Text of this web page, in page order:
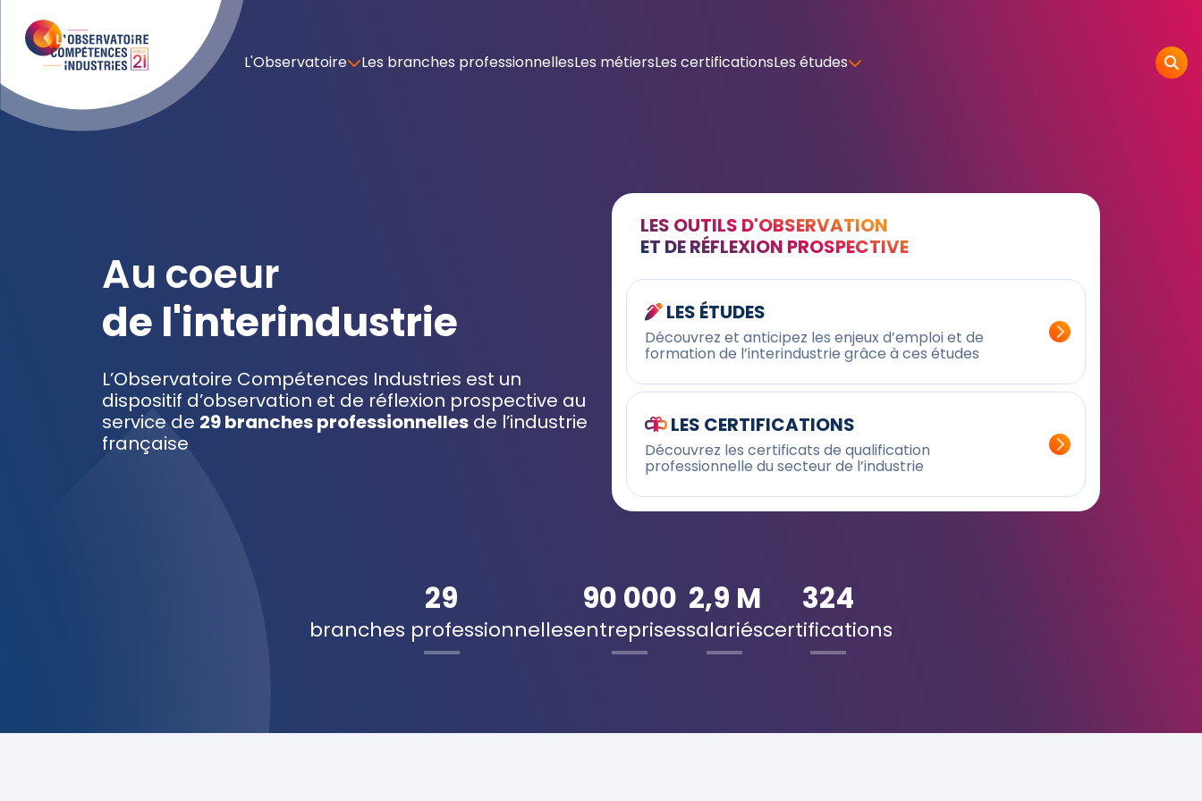
L'Observatoire Les branches professionnellesLes métiersLes certificationsLes études
Au coeur
de l'interindustrie
L’Observatoire Compétences Industries est un
dispositif d’observation et de réflexion prospective au
service de 29 branches professionnelles de l’industrie
française
LES OUTILS D'OBSERVATION
ET DE RÉFLEXION PROSPECTIVE
LES ÉTUDES
Découvrez et anticipez les enjeux d’emploi et de
formation de l’interindustrie grâce à ces études
LES CERTIFICATIONS
Découvrez les certificats de qualification
professionnelle du secteur de l’industrie
29
branches professionnelles
90 000
entreprises
2,9 M
salariés
324
certifications